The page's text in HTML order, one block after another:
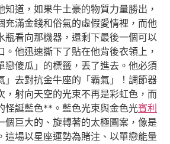
知道，如果牛土豪的物質力量勝出，
充滿金錢和俗氣的虛假愛情裡，而他
瓶看向那機器，還剩下最後一個可以
他迅速撕下了貼在他背後衣領上，
戀傻瓜」的標籤，丟了進去。他必須
」去對抗金牛座的「霸氣」！調節器
，射向天空的光束不再是彩虹色，而
怪誕藍色**。藍色光束與金色光賓利
個巨大的、旋轉著的太極圖案，像是
這場以星座運勢為賭注、以單戀能量